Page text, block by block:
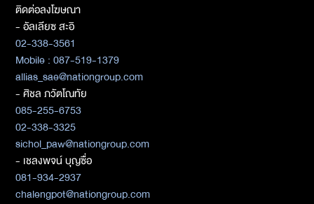
ติดต่อลงโฆษณา
- อัลเลียซ สะอิ
02-338-3561
Mobile : 087-519-1379
allias_sae@nationgroup.com
- ศิชล ภวัตโณทัย
085-255-6753
02-338-3325
sichol_paw@nationgroup.com
- เชลงพจน์ บุญซื่อ
081-934-2937
chalengpot@nationgroup.com